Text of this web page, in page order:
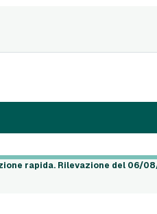
rapida. Rilevazione del 06/